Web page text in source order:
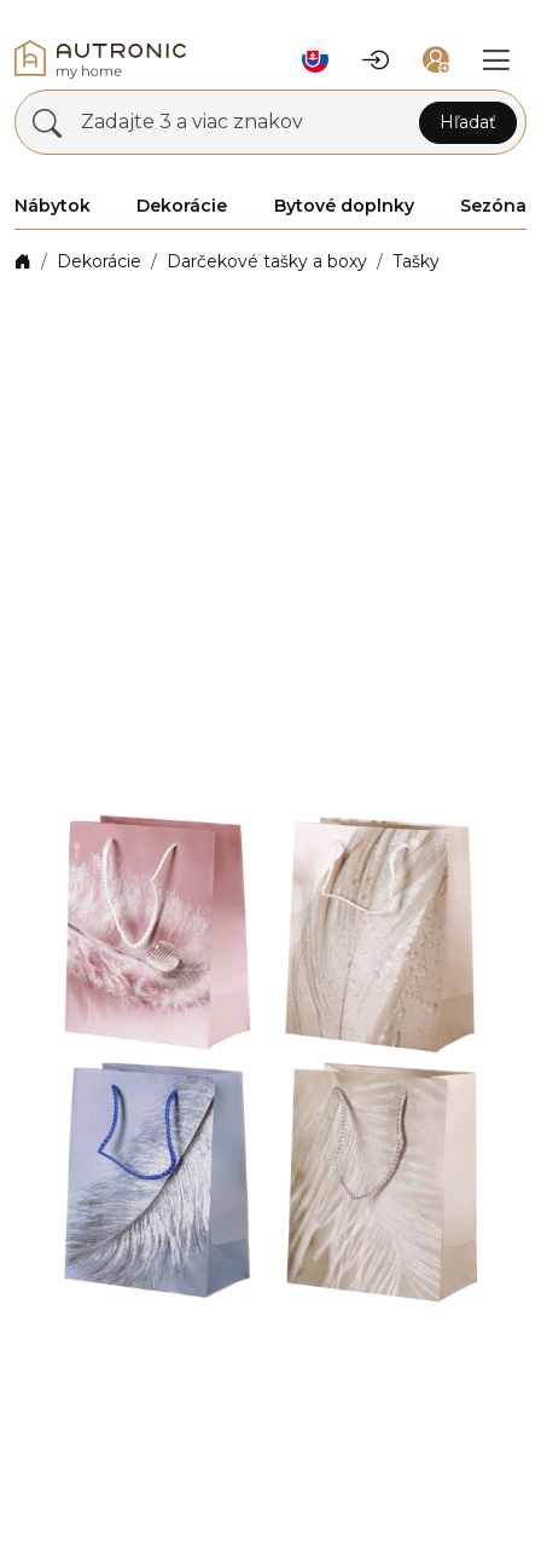
Zadajte 3 a viac znakov Hľadať
Nábytok Dekorácie Bytové doplnky Sezóna
Dekorácie Darčekové tašky a boxy Tašky